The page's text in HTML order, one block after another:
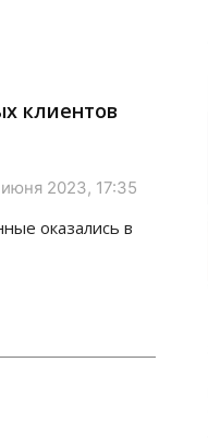
клиентов
2023, 17:35
оказались в